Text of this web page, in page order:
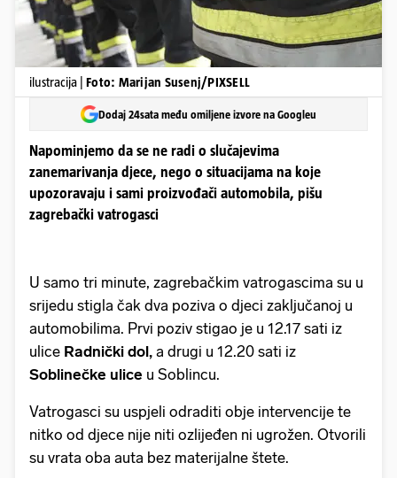
ilustracija | Foto: Marijan Susenj/PIXSELL
Dodaj 24sata među omiljene izvore na Googleu
Napominjemo da se ne radi o slučajevima
zanemarivanja djece, nego o situacijama na koje
upozoravaju i sami proizvođači automobila, pišu
zagrebački vatrogasci
U samo tri minute, zagrebačkim vatrogascima su u
srijedu stigla čak dva poziva o djeci zaključanoj u
automobilima. Prvi poziv stigao je u 12.17 sati iz
ulice Radnički dol, a drugi u 12.20 sati iz
Soblinečke ulice u Soblincu.
Vatrogasci su uspjeli odraditi obje intervencije te
nitko od djece nije niti ozlijeđen ni ugrožen. Otvorili
su vrata oba auta bez materijalne štete.